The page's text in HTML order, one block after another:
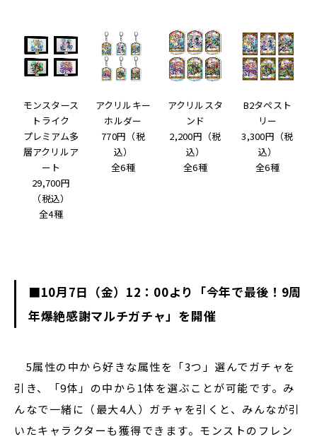
モンスタース
トライク
プレミアム多
層アクリルア
ート
29,700円
（税込）
全4種
アクリルキー
ホルダー
770円（税
込）
全6種
アクリルスタ
ンド
2,200円（税
込）
全6種
B2タペスト
リー
3,300円（税
込）
全6種
■10月7日（金）12：00より「今年で最後！9周
年爆絶感謝マルチガチャ」を開催
5属性の中から好きな属性を「3つ」選んでガチャを
引き、「9体」の中から1体を選ぶことが可能です。み
んなで一緒に（最大4人）ガチャを引くと、みんなが引
いたキャラクターも獲得できます。モンストのフレン